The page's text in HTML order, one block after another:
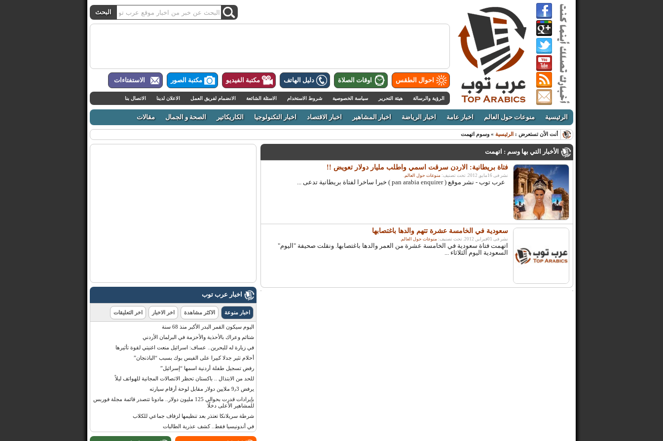
احوال الطقس اوقات الصلاة دليل الهاتف مكتبة الفيديو مكتبة الصور الاستفتاءات
الرؤية والرسالة هيئة التحرير سياسة الخصوصية شروط الاستخدام الاسئلة الشائعة الانضمام لفريق العمل الاعلان لدينا الاتصال بنا
الرئيسية منوعات حول العالم اخبار عامة اخبار الرياضة اخبار المشاهير اخبار الاقتصاد اخبار التكنولوجيا الكاريكاتير الصحة و الجمال مقالات
أنت الأن تستعرض : الرئيسية » وسوم اتهمت
الأخبار التي بها وسم : اتهمت
فتاة بريطانية: الاردن سرقت اسمي واطلب مليار دولار تعويض !!
نشر فى 16مايو, 2012. تحت تصنيف: منوعات حول العالم.
عرب توب - نشر موقع ( pan arabia enquirer ) خبرا ساخرا لفتاة بريطانية تدعى ...
سعودية في الخامسة عشرة تتهم والدها باغتصابها
نشر فى 01فبراير, 2012. تحت تصنيف: منوعات حول العالم.
اتهمت فتاة سعودية في الخامسة عشرة من العمر والدها باغتصابها. ونقلت صحيفة "اليوم"
السعودية اليوم الثلاثاء ...
اخبار عرب توب
اخبار منوعة الاكثر مشاهدة اخر الاخبار اخر التعليقات
اليوم سيكون القمر البدر الأكبر منذ 68 سنة
شتائم وعراك بالأحذية والأحزمة في البرلمان الأردني
في زيارة له للبحرين.. عساف: اسرائيل منعت اغنيتي لقوة تأثيرها
أحلام تثير جدلا كبيرا على الفيس بوك بسبب “الباذنجان”
رفض تسجيل طفلة أردنية اسمها “إسرائيل”
للحد من الابتذال .. باكستان تحظر الاتصالات المجانية للهواتف ليلاً
يرفض 9٫3 ملايين دولار مقابل لوحة أرقام سيارته
بإيرادات قدرت بحوالي 125 مليون دولار.. مادونا تتصدر قائمة مجلة فوربس
للمشاهير الأعلى دخلًا
شرطة سريلانكا تعتذر بعد تنظيمها لزفاف جماعي للكلاب
في أندونيسيا فقط.. كشف عذرية الطالبات